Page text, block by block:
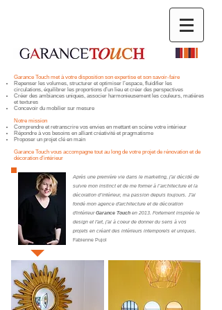
Garance Touch met à votre disposition son expertise et son savoir-faire
Repenser les volumes, structurer et optimiser l’espace, fluidifier les
circulations, équilibrer les proportions d’un lieu et créer des perspectives
Créer des ambiances uniques, associer harmonieusement les couleurs, matières
et textures
Concevoir du mobilier sur mesure
Notre mission
Comprendre et retranscrire vos envies en mettant en scène votre intérieur
Répondre à vos besoins en alliant créativité et pragmatisme
Proposer un projet clé en main
Garance Touch vous accompagne tout au long de votre projet de rénovation et de
décoration d’intérieur
Après une première vie dans le marketing, j'ai décidé de
suivre mon instinct et de me former à l’architecture et la
décoration d’intérieur, ma passion depuis toujours. J'ai
fondé mon agence d'architecture et de décoration
d'intérieurGarance Touch en 2013. Fortement inspirée le
design et l'art, j'ai à coeur de donner du sens à vos
projets en créant des intérieurs intemporels et uniques.
Fabienne Pujol